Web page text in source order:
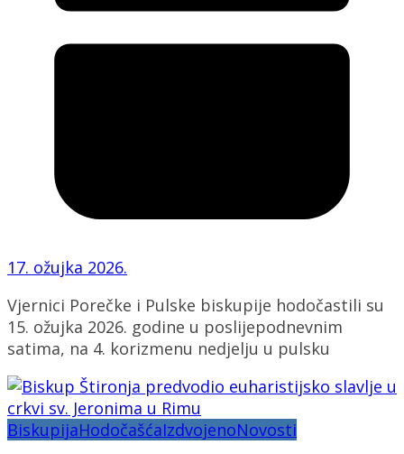
17. ožujka 2026.
Vjernici Porečke i Pulske biskupije hodočastili su
15. ožujka 2026. godine u poslijepodnevnim
satima, na 4. korizmenu nedjelju u pulsku
BiskupijaHodočašćaIzdvojenoNovosti